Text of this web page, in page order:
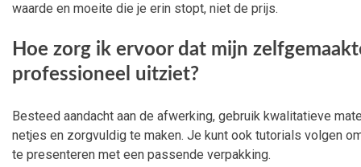
waarde en moeite die je erin stopt, niet de prijs.
Hoe zorg ik ervoor dat mijn
professioneel uitziet?
Besteed aandacht aan de afwerking, gebruik kwalitatieve
netjes en zorgvuldig te maken. Je kunt ook tutorials volgen
te presenteren met een passende verpakking.